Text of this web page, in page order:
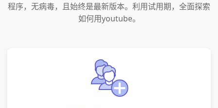
程序，无病毒，且始终是最新版本。利用试用期，全面探索
如何用youtube。